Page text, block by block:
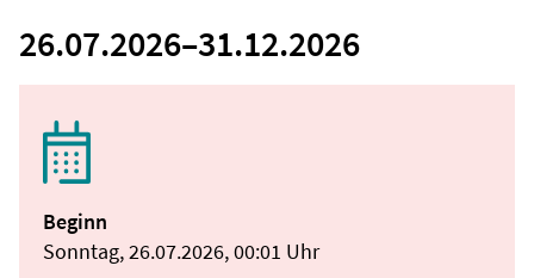
26.07.2026–31.12.2026
Beginn
Sonntag, 26.07.2026, 00:01 Uhr